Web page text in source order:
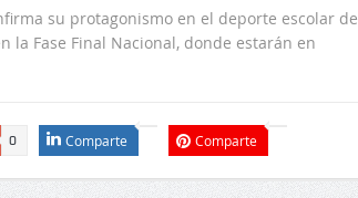
su protagonismo en el deporte escolar de
Fase Final Nacional, donde estarán en
0 Comparte Comparte